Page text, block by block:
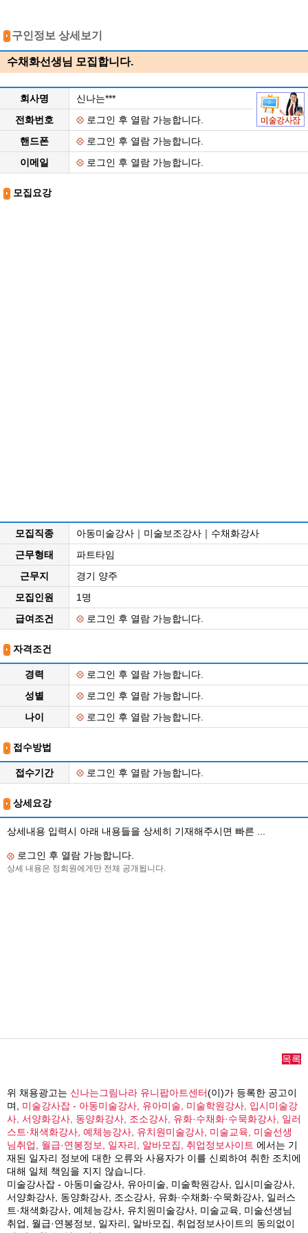
구인정보 상세보기
수채화선생님 모집합니다.
회사명
신나는***
전화번호
로그인 후 열람 가능합니다.
핸드폰
로그인 후 열람 가능합니다.
이메일
로그인 후 열람 가능합니다.
모집요강
모집직종
아동미술강사｜미술보조강사｜수채화강사
근무형태
파트타임
근무지
경기 양주
모집인원
1명
급여조건
로그인 후 열람 가능합니다.
자격조건
경력
로그인 후 열람 가능합니다.
성별
로그인 후 열람 가능합니다.
나이
로그인 후 열람 가능합니다.
접수방법
접수기간 로그인 후 열람 가능합니다.
상세요강
상세내용 입력시 아래 내용들을 상세히 기재해주시면 빠른 ...
로그인 후 열람 가능합니다.
상세 내용은 정회원에게만 전체 공개됩니다.
목록
위 채용광고는 신나는그림나라 유니팝아트센터(이)가 등록한 공고이
며, 미술강사잡 - 아동미술강사, 유아미술, 미술학원강사, 입시미술강
사, 서양화강사, 동양화강사, 조소강사, 유화·수채화·수묵화강사, 일러
스트·채색화강사, 예체능강사, 유치원미술강사, 미술교육, 미술선생
님취업, 월급·연봉정보, 일자리, 알바모집, 취업정보사이트 에서는 기
재된 일자리 정보에 대한 오류와 사용자가 이를 신뢰하여 취한 조치에
대해 일체 책임을 지지 않습니다.
미술강사잡 - 아동미술강사, 유아미술, 미술학원강사, 입시미술강사,
서양화강사, 동양화강사, 조소강사, 유화·수채화·수묵화강사, 일러스
트·채색화강사, 예체능강사, 유치원미술강사, 미술교육, 미술선생님
취업, 월급·연봉정보, 일자리, 알바모집, 취업정보사이트의 동의없이